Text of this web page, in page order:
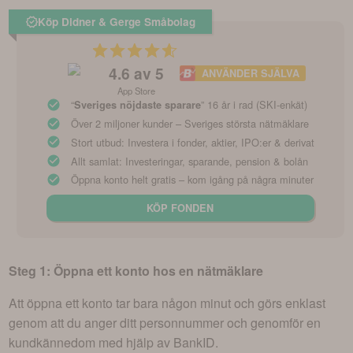
Köp Didner & Gerge Småbolag
4.6 av 5
App Store
ANVÄNDER SJÄLVA
“Sveriges nöjdaste sparare” 16 år i rad (SKI-enkät)
Över 2 miljoner kunder – Sveriges största nätmäklare
Stort utbud: Investera i fonder, aktier, IPO:er & derivat
Allt samlat: Investeringar, sparande, pension & bolån
Öppna konto helt gratis – kom igång på några minuter
KÖP FONDEN
Steg 1: Öppna ett konto hos en nätmäklare
Att öppna ett konto tar bara någon minut och görs enklast
genom att du anger ditt personnummer och genomför en
kundkännedom med hjälp av BankID.